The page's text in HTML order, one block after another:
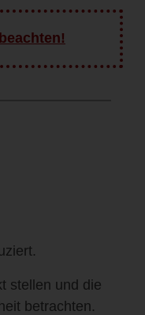
stellen und die
betrachten.